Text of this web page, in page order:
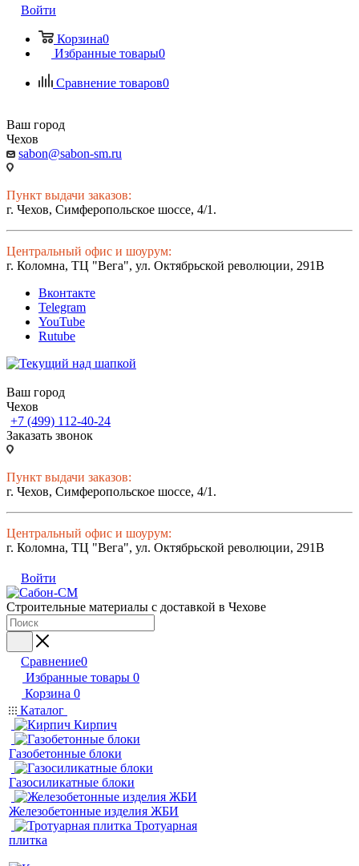
Войти
Корзина0
Избранные товары0
Сравнение товаров0
Ваш город
Чехов
sabon@sabon-sm.ru
Пункт выдачи заказов:
г. Чехов, Симферопольское шоссе, 4/1.
Центральный офис и шоурум:
г. Коломна, ТЦ "Вега", ул. Октябрьской революции, 291В
Вконтакте
Telegram
YouTube
Rutube
Ваш город
Чехов
+7 (499) 112-40-24
Заказать звонок
Пункт выдачи заказов:
г. Чехов, Симферопольское шоссе, 4/1.
Центральный офис и шоурум:
г. Коломна, ТЦ "Вега", ул. Октябрьской революции, 291В
Войти
Строительные материалы с доставкой в Чехове
Сравнение0
Избранные товары 0
Корзина 0
Каталог
Кирпич
Газобетонные блоки
Газосиликатные блоки
Железобетонные изделия ЖБИ
Тротуарная
плитка